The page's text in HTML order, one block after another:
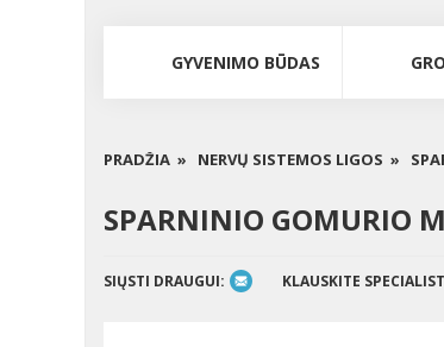
GYVENIMO BŪDAS
PRADŽIA » NERVŲ SISTEMOS LIGOS »
SPARNINIO GOMURIO
SIŲSTI DRAUGUI: KLAUSKITE